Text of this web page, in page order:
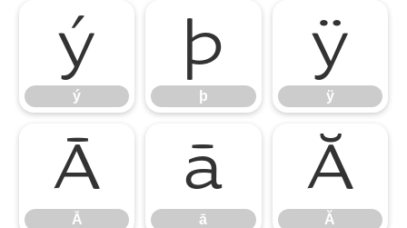
ý
ý
þ
þ
ÿ
ÿ
Ā
Ā
ā
ā
Ă
Ă